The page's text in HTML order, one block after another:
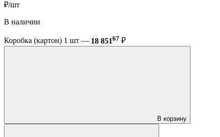
₽/шт
В наличии
Коробка (картон) 1 шт — 18 85167 ₽
В корзину